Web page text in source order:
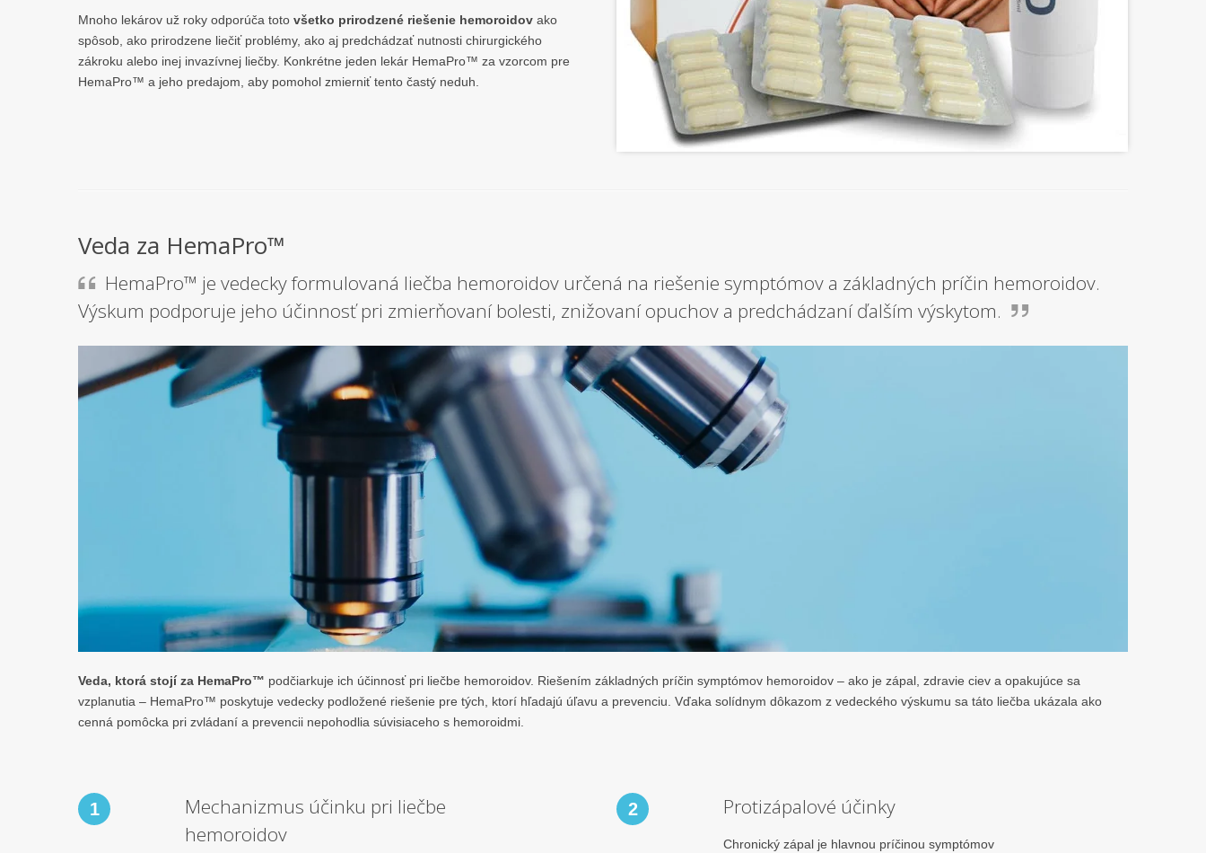
Mnoho lekárov už roky odporúča toto všetko prirodzené riešenie hemoroidov ako
spôsob, ako prirodzene liečiť problémy, ako aj predchádzať nutnosti chirurgického
zákroku alebo inej invazívnej liečby. Konkrétne jeden lekár HemaPro™ za vzorcom pre
HemaPro™ a jeho predajom, aby pomohol zmierniť tento častý neduh.
Veda za HemaPro™
HemaPro™ je vedecky formulovaná liečba hemoroidov určená na riešenie symptómov a základných príčin hemoroidov.
Výskum podporuje jeho účinnosť pri zmierňovaní bolesti, znižovaní opuchov a predchádzaní ďalším výskytom.
Veda, ktorá stojí za HemaPro™ podčiarkuje ich účinnosť pri liečbe hemoroidov. Riešením základných príčin symptómov hemoroidov – ako je zápal, zdravie ciev a opakujúce sa
vzplanutia – HemaPro™ poskytuje vedecky podložené riešenie pre tých, ktorí hľadajú úľavu a prevenciu. Vďaka solídnym dôkazom z vedeckého výskumu sa táto liečba ukázala ako
cenná pomôcka pri zvládaní a prevencii nepohodlia súvisiaceho s hemoroidmi.
1
Mechanizmus účinku pri liečbe
hemoroidov
2 Protizápalové účinky
Chronický zápal je hlavnou príčinou symptómov